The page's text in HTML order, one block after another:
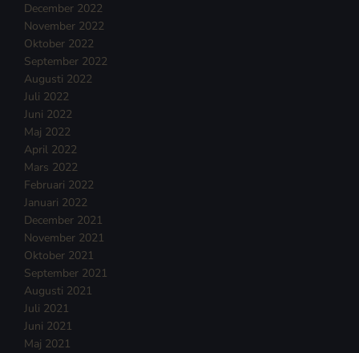
December 2022
November 2022
Oktober 2022
September 2022
Augusti 2022
Juli 2022
Juni 2022
Maj 2022
April 2022
Mars 2022
Februari 2022
Januari 2022
December 2021
November 2021
Oktober 2021
September 2021
Augusti 2021
Juli 2021
Juni 2021
Maj 2021